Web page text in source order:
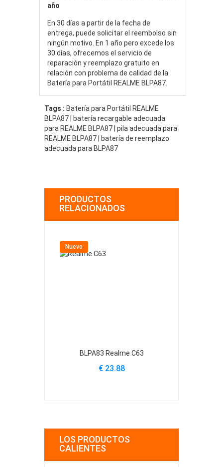
año
En 30 días a partir de la fecha de
entrega, puede solicitar el reembolso sin
ningún motivo. En 1 año pero excede los
30 días, ofrecemos el servicio de
reparación y reemplazo gratuito en
relación con problema de calidad de la
Batería para Portátil REALME BLPA87.
Tags : Batería para Portátil REALME
BLPA87 | batería recargable adecuada
para REALME BLPA87 | pila adecuada para
REALME BLPA87 | batería de reemplazo
adecuada para BLPA87
PRODUCTOS
RELACIONADOS
Nuevo
BLPA83 Realme C63
€ 23.88
LOS PRODUCTOS
CALIENTES